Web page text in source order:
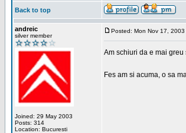
Back to top
andreic
silver member
Joined: 29 May 2003
Posts: 314
Location: Bucuresti
Posted: Mon Nov 17,
Am schiuri da e mai
Fes am si acuma, o sa